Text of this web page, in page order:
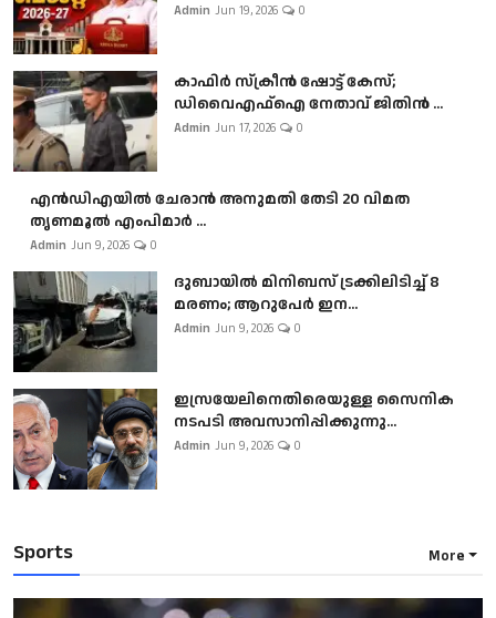
Admin Jun 19, 2026 0
കാഫിർ സ്‌ക്രീൻ ഷോട്ട് കേസ്;
ഡിവൈഎഫ്ഐ നേതാവ് ജിതിൻ ...
Admin Jun 17, 2026 0
എൻഡിഎയിൽ ചേരാൻ അനുമതി തേടി 20 വിമത
തൃണമൂൽ എംപിമാർ ...
Admin Jun 9, 2026 0
ദുബായിൽ മിനിബസ്​ ട്രക്കിലിടിച്ച് 8
മരണം; ആറുപേർ ഇന...
Admin Jun 9, 2026 0
ഇസ്രയേലിനെതിരെയുള്ള സൈനിക
നടപടി അവസാനിപ്പിക്കുന്നു...
Admin Jun 9, 2026 0
Sports More